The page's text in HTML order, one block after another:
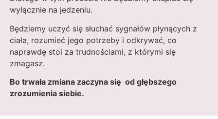
wyłącznie na jedzeniu.
Będziemy uczyć się słuchać sygnałów płynących z
ciała, rozumieć jego potrzeby i odkrywać, co
naprawdę stoi za trudnościami, z którymi się
zmagasz.
Bo trwała zmiana zaczyna się od głębszego
zrozumienia siebie.